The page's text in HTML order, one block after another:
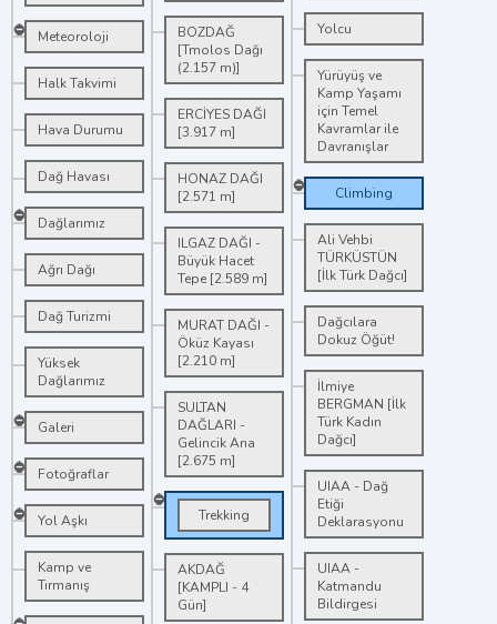
Meteoroloji
Halk Takvimi
Hava Durumu
Dağ Havası
Dağlarımız
Ağrı Dağı
Dağ Turizmi
Yüksek
Dağlarımız
Galeri
Fotoğraflar
Yol Aşkı
Kamp ve
Tırmanış
BOZDAĞ
[Tmolos Dağı
(2.157 m)]
ERCİYES DAĞI
[3.917 m]
HONAZ DAĞI
[2.571 m]
ILGAZ DAĞI -
Büyük Hacet
Tepe [2.589 m]
MURAT DAĞI -
Öküz Kayası
[2.210 m]
SULTAN
DAĞLARI -
Gelincik Ana
[2.675 m]
Trekking
AKDAĞ
[KAMPLI - 4
Gün]
Yolcu
Yürüyüş ve
Kamp Yaşamı
için Temel
Kavramlar ile
Davranışlar
Climbing
Ali Vehbi
TÜRKÜSTÜN
[İlk Türk Dağcı]
Dağcılara
Dokuz Öğüt!
İlmiye
BERGMAN [İlk
Türk Kadın
Dağcı]
UIAA - Dağ
Etiği
Deklarasyonu
UIAA -
Katmandu
Bildirgesi